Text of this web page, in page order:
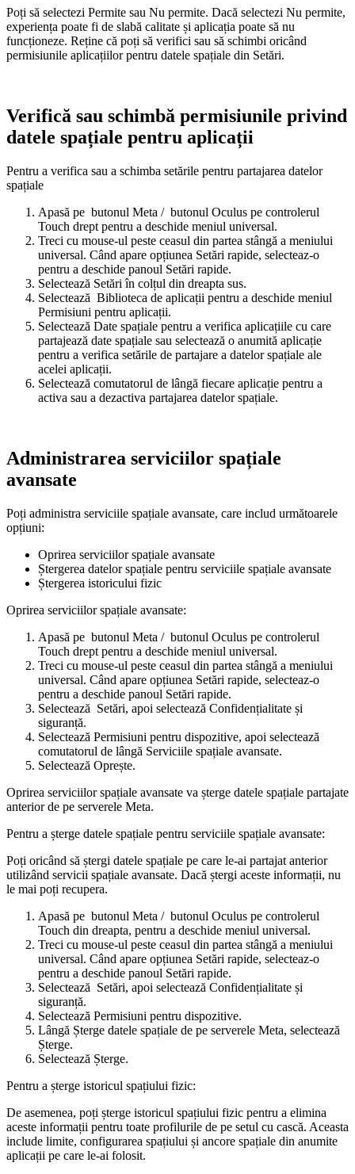
Poți să selectezi Permite sau Nu permite. Dacă selectezi Nu permite,
experiența poate fi de slabă calitate și aplicația poate să nu
funcționeze. Reține că poți să verifici sau să schimbi oricând
permisiunile aplicațiilor pentru datele spațiale din Setări.
Verifică sau schimbă permisiunile privind
datele spațiale pentru aplicații
Pentru a verifica sau a schimba setările pentru partajarea datelor
spațiale
Apasă pe butonul Meta / butonul Oculus pe controlerul
Touch drept pentru a deschide meniul universal.
Treci cu mouse-ul peste ceasul din partea stângă a meniului
universal. Când apare opțiunea Setări rapide, selecteaz-o
pentru a deschide panoul Setări rapide.
Selectează Setări în colțul din dreapta sus.
Selectează Biblioteca de aplicații pentru a deschide meniul
Permisiuni pentru aplicații.
Selectează Date spațiale pentru a verifica aplicațiile cu care
partajează date spațiale sau selectează o anumită aplicație
pentru a verifica setările de partajare a datelor spațiale ale
acelei aplicații.
Selectează comutatorul de lângă fiecare aplicație pentru a
activa sau a dezactiva partajarea datelor spațiale.
Administrarea serviciilor spațiale
avansate
Poți administra serviciile spațiale avansate, care includ următoarele
opțiuni:
Oprirea serviciilor spațiale avansate
Ștergerea datelor spațiale pentru serviciile spațiale avansate
Ștergerea istoricului fizic
Oprirea serviciilor spațiale avansate:
Apasă pe butonul Meta / butonul Oculus pe controlerul
Touch drept pentru a deschide meniul universal.
Treci cu mouse-ul peste ceasul din partea stângă a meniului
universal. Când apare opțiunea Setări rapide, selecteaz-o
pentru a deschide panoul Setări rapide.
Selectează Setări, apoi selectează Confidențialitate și
siguranță.
Selectează Permisiuni pentru dispozitive, apoi selectează
comutatorul de lângă Serviciile spațiale avansate.
Selectează Oprește.
Oprirea serviciilor spațiale avansate va șterge datele spațiale partajate
anterior de pe serverele Meta.
Pentru a șterge datele spațiale pentru serviciile spațiale avansate:
Poți oricând să ștergi datele spațiale pe care le-ai partajat anterior
utilizând servicii spațiale avansate. Dacă ștergi aceste informații, nu
le mai poți recupera.
Apasă pe butonul Meta / butonul Oculus pe controlerul
Touch din dreapta, pentru a deschide meniul universal.
Treci cu mouse-ul peste ceasul din partea stângă a meniului
universal. Când apare opțiunea Setări rapide, selecteaz-o
pentru a deschide panoul Setări rapide.
Selectează Setări, apoi selectează Confidențialitate și
siguranță.
Selectează Permisiuni pentru dispozitive.
Lângă Șterge datele spațiale de pe serverele Meta, selectează
Șterge.
Selectează Șterge.
Pentru a șterge istoricul spațiului fizic:
De asemenea, poți șterge istoricul spațiului fizic pentru a elimina
aceste informații pentru toate profilurile de pe setul cu cască. Aceasta
include limite, configurarea spațiului și ancore spațiale din anumite
aplicații pe care le-ai folosit.